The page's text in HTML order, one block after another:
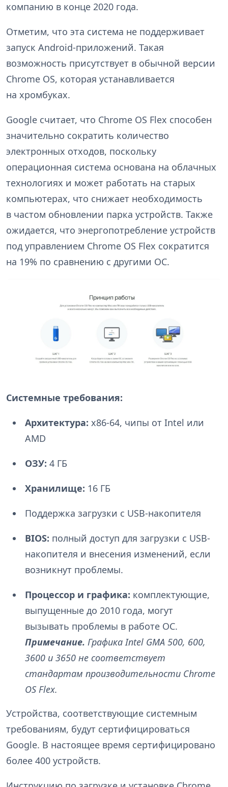
компанию в конце 2020 года.
Отметим, что эта система не поддерживает
запуск Android-приложений. Такая
возможность присутствует в обычной версии
Chrome OS, которая устанавливается
на хромбуках.
Google считает, что Chrome OS Flex способен
значительно сократить количество
электронных отходов, поскольку
операционная система основана на облачных
технологиях и может работать на старых
компьютерах, что снижает необходимость
в частом обновлении парка устройств. Также
ожидается, что энергопотребление устройств
под управлением Chrome OS Flex сократится
на 19% по сравнению с другими ОС.
Системные требования:
Архитектура: x86-64, чипы от Intel или
AMD
ОЗУ: 4 ГБ
Хранилище: 16 ГБ
Поддержка загрузки с USB-накопителя
BIOS: полный доступ для загрузки с USB-
накопителя и внесения изменений, если
возникнут проблемы.
Процессор и графика: комплектующие,
выпущенные до 2010 года, могут
вызывать проблемы в работе ОС.
Примечание. Графика Intel GMA 500, 600,
3600 и 3650 не соответствует
стандартам производительности Chrome
OS Flex.
Устройства, соответствующие системным
требованиям, будут сертифицироваться
Google. В настоящее время сертифицировано
более 400 устройств.